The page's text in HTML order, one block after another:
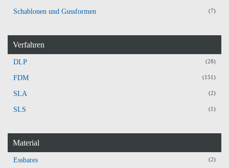
Schablonen und Gussformen (7)
Verfahren
DLP (28)
FDM (151)
SLA (2)
SLS (1)
Material
Essbares (2)